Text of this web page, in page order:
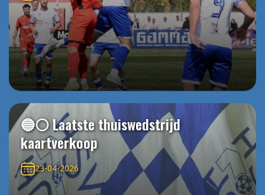
🔵⚪️ Laatste thuiswedstrijd
kaartverkoop
23-04-2026